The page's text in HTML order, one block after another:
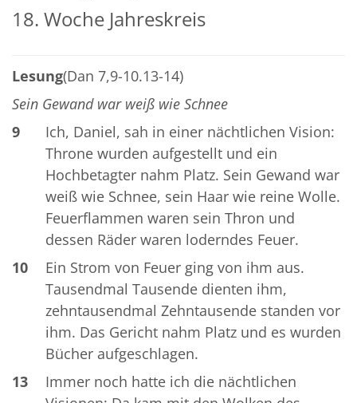
18. Woche Jahreskreis
Lesung(Dan 7,9-10.13-14)
Sein Gewand war weiß wie Schnee
9
Ich, Daniel, sah in einer nächtlichen Vision:
Throne wurden aufgestellt und ein
Hochbetagter nahm Platz. Sein Gewand war
weiß wie Schnee, sein Haar wie reine Wolle.
Feuerflammen waren sein Thron und
dessen Räder waren loderndes Feuer.
10
Ein Strom von Feuer ging von ihm aus.
Tausendmal Tausende dienten ihm,
zehntausendmal Zehntausende standen vor
ihm. Das Gericht nahm Platz und es wurden
Bücher aufgeschlagen.
13
Immer noch hatte ich die nächtlichen